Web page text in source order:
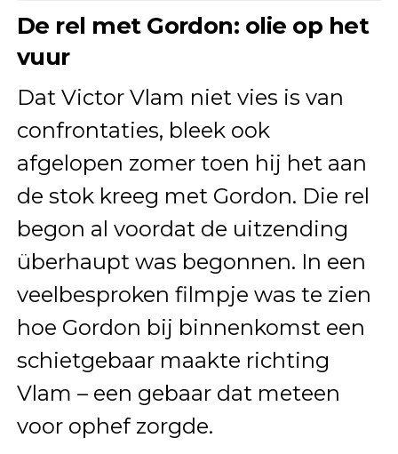
De rel met Gordon: olie op het
vuur
Dat Victor Vlam niet vies is van
confrontaties, bleek ook
afgelopen zomer toen hij het aan
de stok kreeg met Gordon. Die rel
begon al voordat de uitzending
überhaupt was begonnen. In een
veelbesproken filmpje was te zien
hoe Gordon bij binnenkomst een
schietgebaar maakte richting
Vlam – een gebaar dat meteen
voor ophef zorgde.